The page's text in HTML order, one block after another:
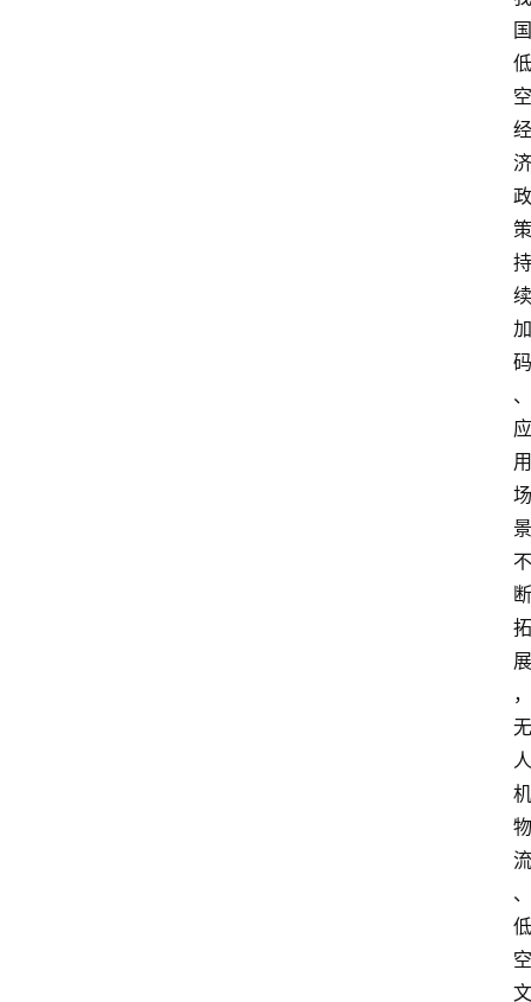
国
低
空
经
济
政
策
持
续
加
码
、
应
用
场
景
不
断
拓
展
，
无
人
机
物
流
、
低
空
文